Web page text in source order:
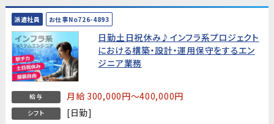
派遣社員 お仕事No726-4893
日勤土日祝休み♪インフラ系プロジェクト
における構築・設計・運用保守をするエン
ジニア業務
給与 月給 300,000円～400,000円
シフト
[日勤]